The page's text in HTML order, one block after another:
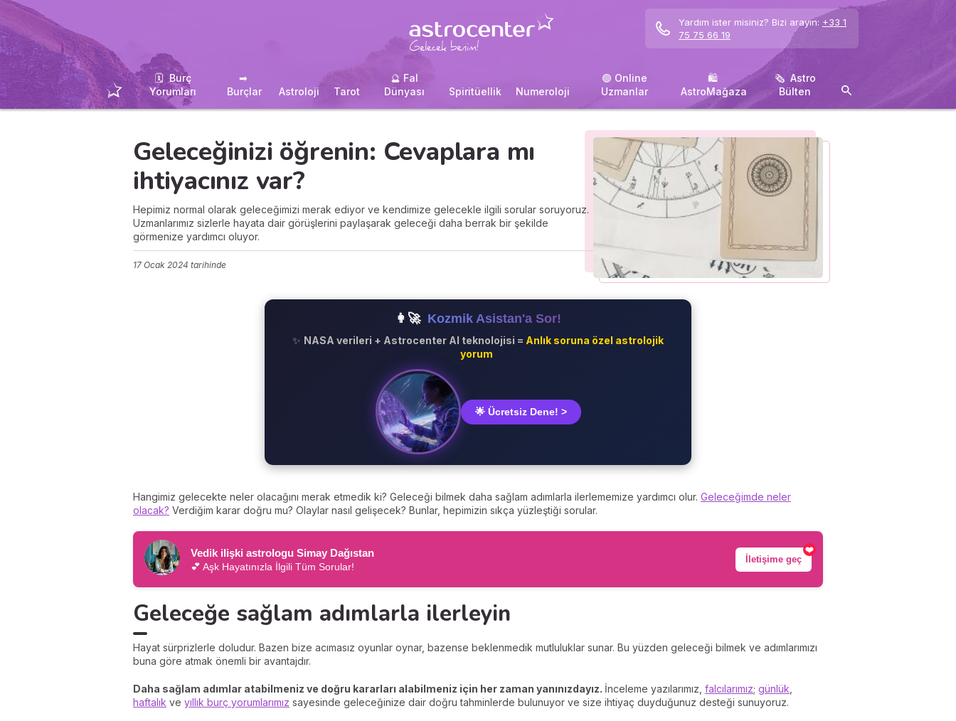
Yardım ister misiniz? Bizi arayın: +33 1
75 75 66 19
🗓 ️ Burç
Yorumları
➡ ️
Burçlar
Astroloji Tarot
🔮 Fal
Dünyası
Spiritüellik Numeroloji
🟢 Online
Uzmanlar
🛍 ️
AstroMağaza
🗞 ️ Astro
Bülten
Geleceğinizi öğrenin: Cevaplara mı
ihtiyacınız var?
Hepimiz normal olarak geleceğimizi merak ediyor ve kendimize gelecekle ilgili sorular soruyoruz.
Uzmanlarımız sizlerle hayata dair görüşlerini paylaşarak geleceği daha berrak bir şekilde
görmenize yardımcı oluyor.
17 Ocak 2024 tarihinde
👩‍🚀 Kozmik Asistan'a Sor!
✨ NASA verileri + Astrocenter AI teknolojisi = Anlık soruna özel astrolojik
yorum
🌟 Ücretsiz Dene! >
Hangimiz gelecekte neler olacağını merak etmedik ki? Geleceği bilmek daha sağlam adımlarla ilerlememize yardımcı olur. Geleceğimde neler
olacak? Verdiğim karar doğru mu? Olaylar nasıl gelişecek? Bunlar, hepimizin sıkça yüzleştiği sorular.
Vedik ilişki astrologu Simay Dağıstan
💕 Aşk Hayatınızla İlgili Tüm Sorular!
İletişime geç
❤️
Geleceğe sağlam adımlarla ilerleyin
Hayat sürprizlerle doludur. Bazen bize acımasız oyunlar oynar, bazense beklenmedik mutluluklar sunar. Bu yüzden geleceği bilmek ve adımlarımızı
buna göre atmak önemli bir avantajdır.
Daha sağlam adımlar atabilmeniz ve doğru kararları alabilmeniz için her zaman yanınızdayız. İnceleme yazılarımız, falcılarımız; günlük
haftalık ve yıllık burç yorumlarımız sayesinde geleceğinize dair doğru tahminlerde bulunuyor ve size ihtiyaç duyduğunuz desteği sunuyoruz.